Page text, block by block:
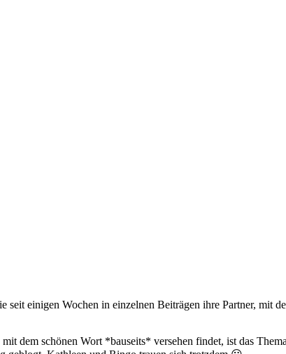
seit einigen Wochen in einzelnen Beiträgen ihre Partner, mit
dem schönen Wort *bauseits* versehen findet, ist das